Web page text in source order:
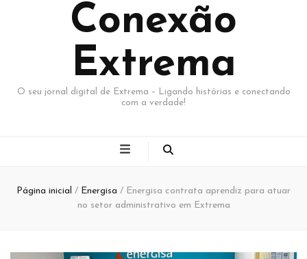
Conexão
Extrema
O seu jornal digital de Extrema – Ligando histórias e conectando
com a verdade!
Página inicial / Energisa / Energisa contrata aprendiz para atuar
no setor administrativo em Extrema